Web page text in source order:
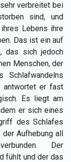
verbreitet bei
sind, und
Lebens ihre
Das ist ein auf
das sich jedoch
Menschen, der
antwortet er fast
Es liegt am
er sich eines
des Schlafes
Aufhebung all
Der
fühlt und der das